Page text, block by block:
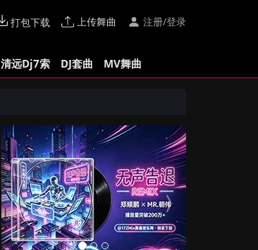
打包下载 上传舞曲 注册/登录
清远Dj7索 DJ套曲 MV舞曲
Previous Next